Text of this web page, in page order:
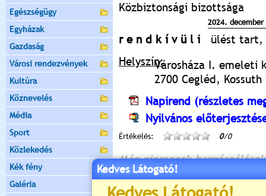
Egészségügy
Egyházak
Gazdaság
Városi rendezvények
Kultúra
Köznevelés
Média
Sport
Közlekedés
Kék fény
Galéria
Közbiztonsági bizottsága
2024.
r e n d k í v ü l i
ülést tart,
Helyszín:Városháza I. emeleti
2700 Cegléd,
Napirend (részletes
Nyilvános
Értékelés: 0/0
Még nincsenek hozzászólások
Kedves Látogató!